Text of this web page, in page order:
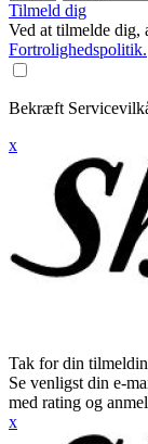
Tilmeld dig
Ved at tilmelde dig,
Fortrolighedspolitik.
Bekræft
x
Tak for din
Se venligst din e-
med rating og
x